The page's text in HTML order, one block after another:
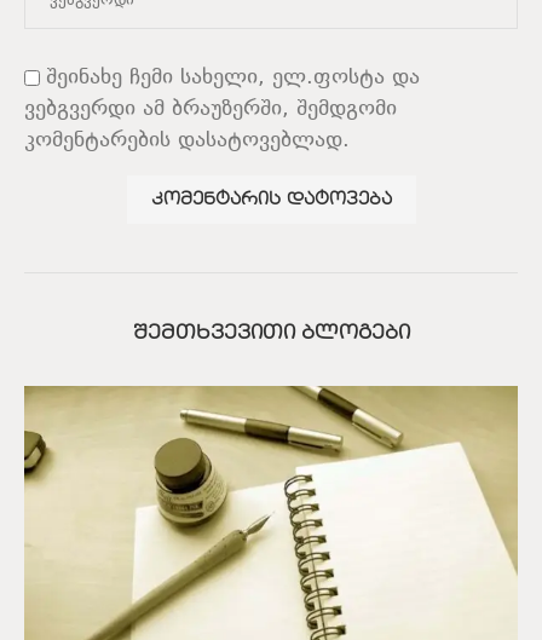
შეინახე ჩემი სახელი, ელ.ფოსტა და
ვებგვერდი ამ ბრაუზერში, შემდგომი
კომენტარების დასატოვებლად.
ᲨᲔᲛᲗᲮᲕᲔᲕᲘᲗᲘ ᲑᲚᲝᲒᲔᲑᲘ